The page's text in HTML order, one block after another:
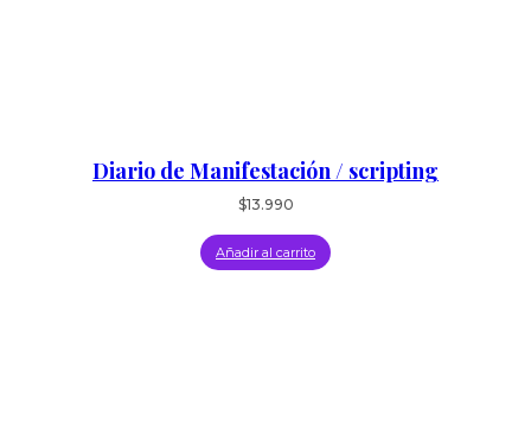
Diario de Manifestación / scripting
$13.990
Añadir al carrito